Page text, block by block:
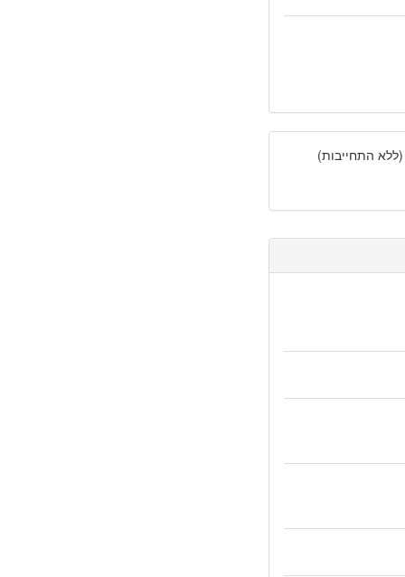
התחייבות)